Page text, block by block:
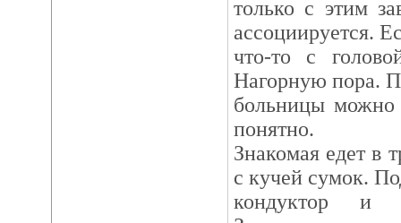
только с этим
ассоциируется.
что-то с
Нагорную пора.
больницы
понятно.
Знакомая едет в
с кучей сумок.
кондуктор и